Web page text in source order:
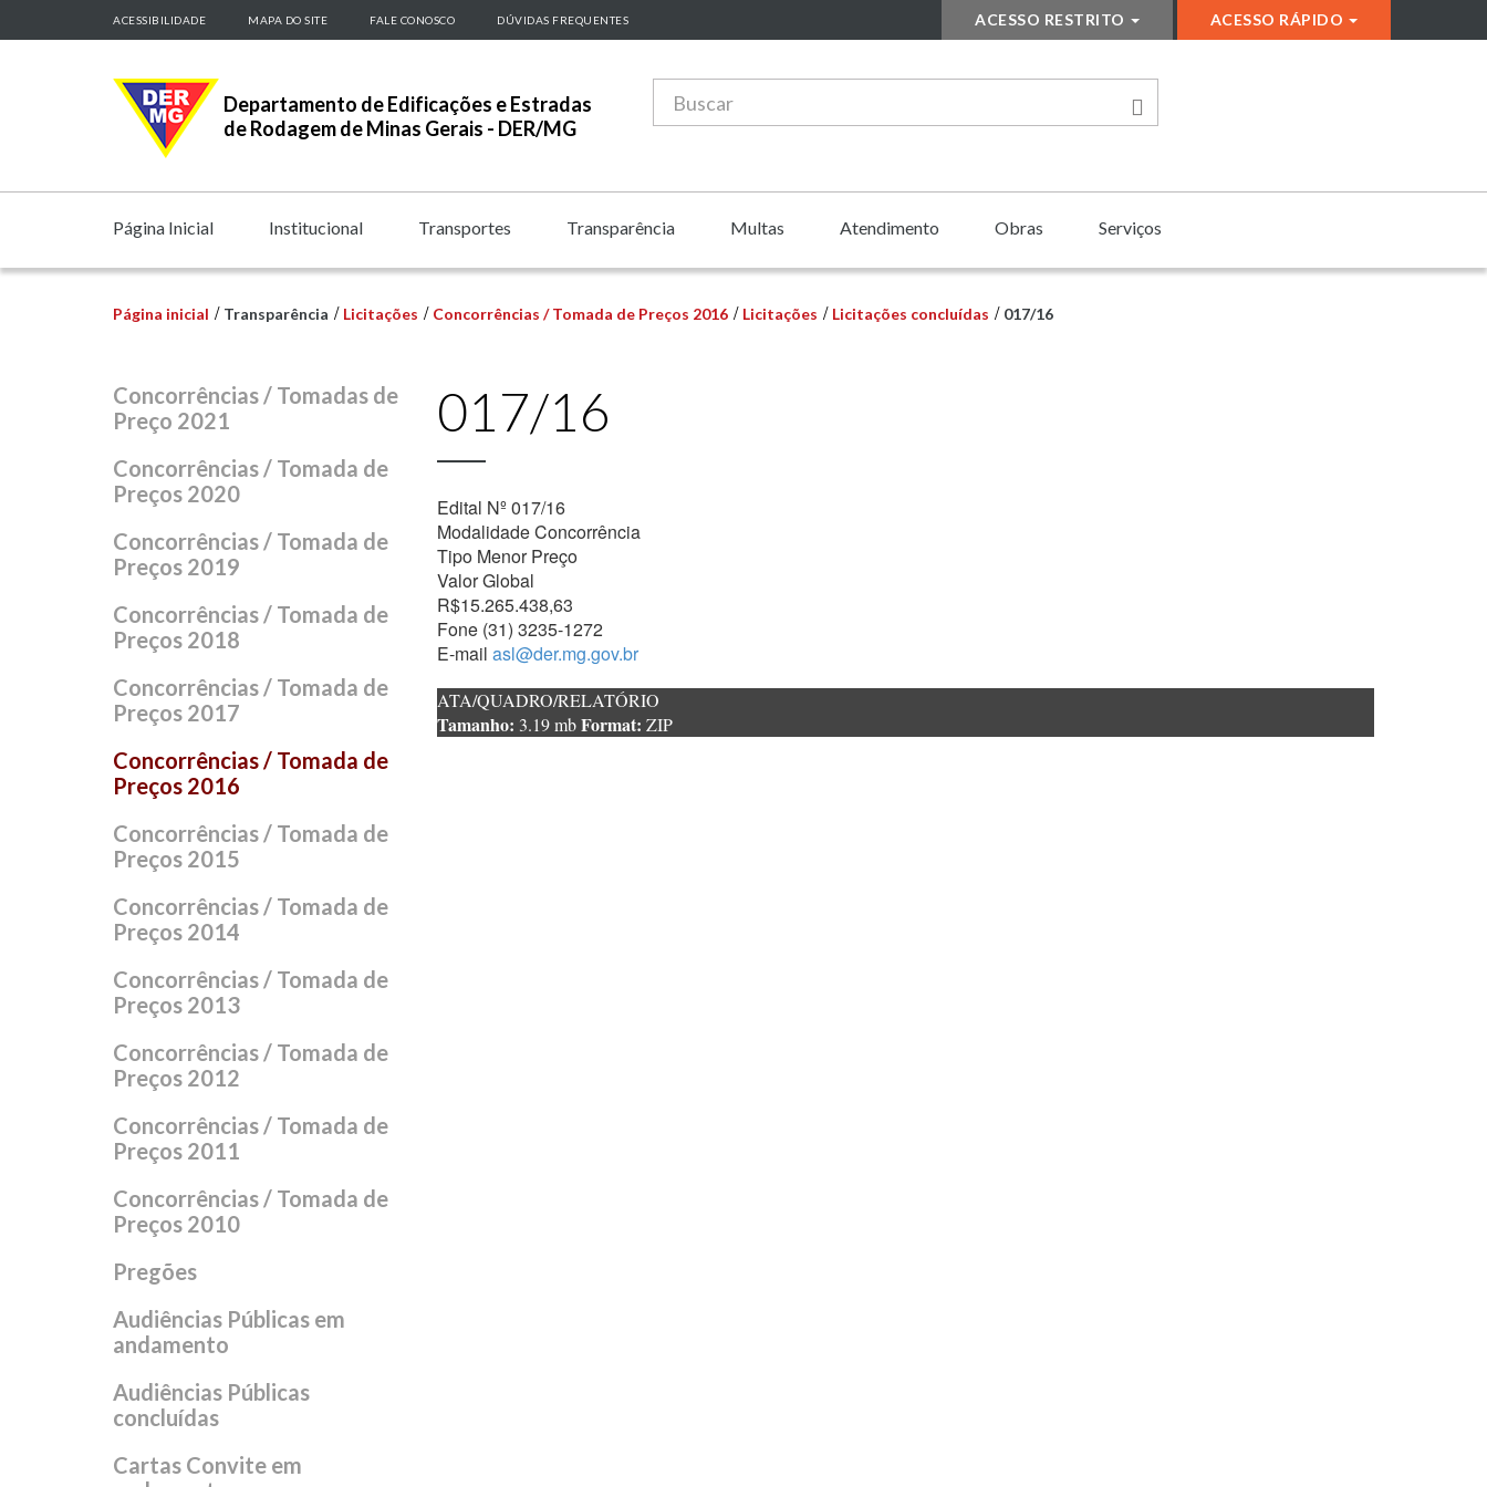
ACESSIBILIDADE MAPA DO SITE FALE CONOSCO DÚVIDAS FREQUENTES ACESSO RESTRITO ACESSO RÁPIDO
Departamento de Edificações e Estradas
de Rodagem de Minas Gerais - DER/MG
Página Inicial Institucional Transportes Transparência Multas Atendimento Obras Serviços
Página inicial Transparência Licitações Concorrências / Tomada de Preços 2016 Licitações Licitações concluídas 017/16
Concorrências / Tomadas de
Preço 2021
Concorrências / Tomada de
Preços 2020
Concorrências / Tomada de
Preços 2019
Concorrências / Tomada de
Preços 2018
Concorrências / Tomada de
Preços 2017
Concorrências / Tomada de
Preços 2016
Concorrências / Tomada de
Preços 2015
Concorrências / Tomada de
Preços 2014
Concorrências / Tomada de
Preços 2013
Concorrências / Tomada de
Preços 2012
Concorrências / Tomada de
Preços 2011
Concorrências / Tomada de
Preços 2010
Pregões
Audiências Públicas em
andamento
Audiências Públicas
concluídas
Cartas Convite em
017/16
Edital Nº 017/16
Modalidade Concorrência
Tipo Menor Preço
Valor Global
R$15.265.438,63
Fone (31) 3235-1272
E-mail asl@der.mg.gov.br
ATA/QUADRO/RELATÓRIO
Tamanho: 3.19 mbFormat: ZIP